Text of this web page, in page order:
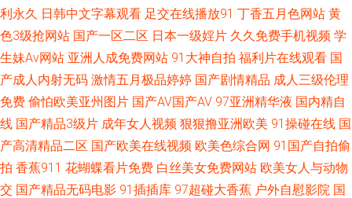
产高清 波多野快播 超碰日韩伪娘精品 大香蕉青草 福利视频导航大全 麻豆狼
人伊人 亚洲视屏 狠狠擼成人AV 久久这里有精品 五月天色色影院 Av噜噜福利
导航 韩国福利社 久久精品妻 三级片入口 91深夜视频 超碰豆花91 豆花官网
免费入口 午夜婷婷激情 在线色ab 超碰青娱乐奇米 东京热AV无码 九一成人午
夜 久草福利站 www艹 国内视频在线导航 性爱福利社 大香蕉伊人久久 久久
利永久 日韩中文字幕观看 足交在线播放91 丁香五月色网站 黄
色3级抢网站 国产一区二区 日本一级婬片 久久免费手机视频 学
生妹Av网站 亚洲人成免费网站 91大神自拍 福利片在线观看 国
产成人内射无码 激情五月极品婷婷 国产剧情精品 成人三级伦理
免费 偷怕欧美亚州图片 国产AV国产AV 97亚洲精华液 国内精自
线 国产精品3级片 成年女人视频 狠狠撸亚洲欧美 91操碰在线 国
产高清精品二区 国产欧美在线视频 欧美色综合网 91国产自拍偷
拍 香蕉911 花蝴蝶看片免费 白丝美女免费网站 欧美女人与动物
交 国产精品无码电影 91插插库 97超碰大香蕉 户外自慰影院 国